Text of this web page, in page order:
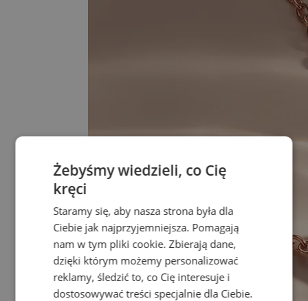
Żebyśmy wiedzieli, co Cię
kręci
Staramy się, aby nasza strona była dla
Ciebie jak najprzyjemniejsza. Pomagają
nam w tym pliki cookie. Zbierają dane,
dzięki którym możemy personalizować
reklamy, śledzić to, co Cię interesuje i
dostosowywać treści specjalnie dla Ciebie.